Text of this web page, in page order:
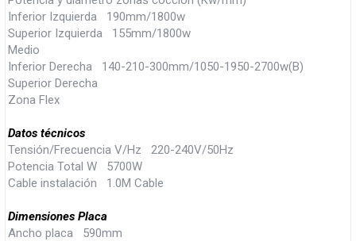
Inferior Izquierda 190mm/1800w
Superior Izquierda 155mm/1800w
Medio
Inferior Derecha 140-210-300mm/1050-1950-2700w(B)
Superior Derecha
Zona Flex
Datos técnicos
Tensión/Frecuencia V/Hz 220-240V/50Hz
Potencia Total W 5700W
Cable instalación 1.0M Cable
Dimensiones Placa
Ancho placa 590mm